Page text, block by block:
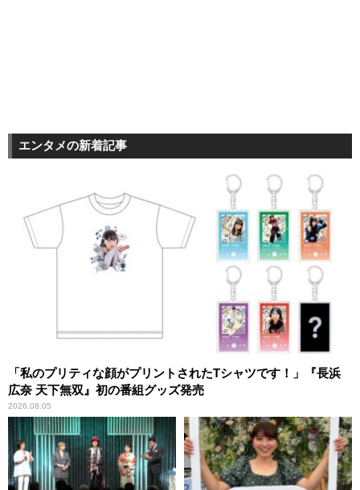
エンタメの新着記事
「私のプリティな顔がプリントされたTシャツです！」『長浜
広奈 天下無双』初の番組グッズ発売
2026.08.05